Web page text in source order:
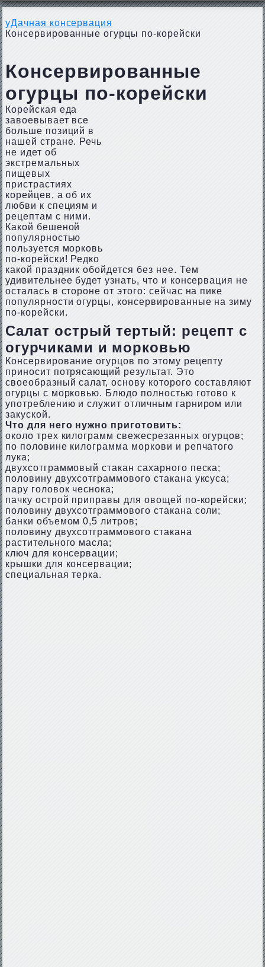
уДачная консервация
Консервированные огурцы по-корейски
Консервированные
огурцы по-корейски
Корейская еда
завоевывает все
больше позиций в
нашей стране. Речь
не идет об
экстремальных
пищевых
пристрастиях
корейцев, а об их
любви к специям и
рецептам с ними.
Какой бешеной
популярностью
пользуется морковь
по-корейски! Редко
какой праздник обойдется без нее. Тем
удивительнее будет узнать, что и консервация не
осталась в стороне от этого: сейчас на пике
популярности огурцы, консервированные на зиму
по-корейски.
Салат острый тертый: рецепт с
огурчиками и морковью
Консервирование огурцов по этому рецепту
приносит потрясающий результат. Это
своеобразный салат, основу которого составляют
огурцы с морковью. Блюдо полностью готово к
употреблению и служит отличным гарниром или
закуской.
Что для него нужно приготовить:
около трех килограмм свежесрезанных огурцов;
по половине килограмма моркови и репчатого
лука;
двухсотграммовый стакан сахарного песка;
половину двухсотграммового стакана уксуса;
пару головок чеснока;
пачку острой приправы для овощей по-корейски;
половину двухсотграммового стакана соли;
банки объемом 0,5 литров;
половину двухсотграммового стакана
растительного масла;
ключ для консервации;
крышки для консервации;
специальная терка.